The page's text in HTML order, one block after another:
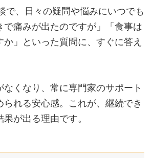
で、日々の疑問や悩みにいつでも
で痛みが出たのですが」「食事は
か」といった質問に、すぐに答え
くなり、常に専門家のサポート
られる安心感。これが、継続でき
が出る理由です。